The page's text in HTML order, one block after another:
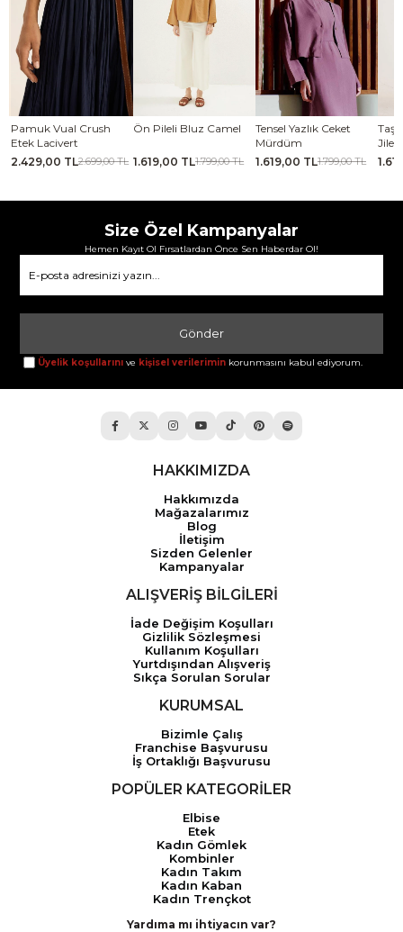
Ön Pileli Bluz Camel
1.619,00 TL1.799,00 TL
Tensel Yazlık Ceket
1.619,00 TL1.799,00 TL
Taşlanmış İnce Tensel
Jile Koyu Vizon
1.619,00 TL1.799,00 TL
Size Özel Kampanyalar
Hemen Kayıt Ol Fırsatlardan Önce Sen Haberdar Ol!
Gönder
Üyelik koşullarını ve kişisel verilerimin korunmasını kabul ediyorum.
HAKKIMIZDA
Hakkımızda
Mağazalarımız
Blog
İletişim
Sizden Gelenler
Kampanyalar
ALIŞVERİŞ BİLGİLERİ
İade Değişim Koşulları
Gizlilik Sözleşmesi
Kullanım Koşulları
Yurtdışından Alışveriş
Sıkça Sorulan Sorular
KURUMSAL
Bizimle Çalış
Franchise Başvurusu
İş Ortaklığı Başvurusu
POPÜLER KATEGORİLER
Elbise
Etek
Kadın Gömlek
Kombinler
Kadın Takım
Kadın Kaban
Kadın Trençkot
Yardıma mı ihtiyacın var?